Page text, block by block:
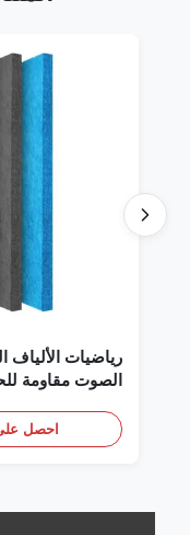
رياضيات الألياف
الصوت مقاومة
احصل على